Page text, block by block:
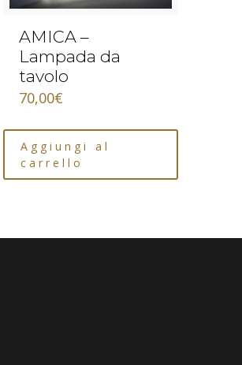
AMICA –
Lampada da
tavolo
70,00€
Aggiungi al
carrello